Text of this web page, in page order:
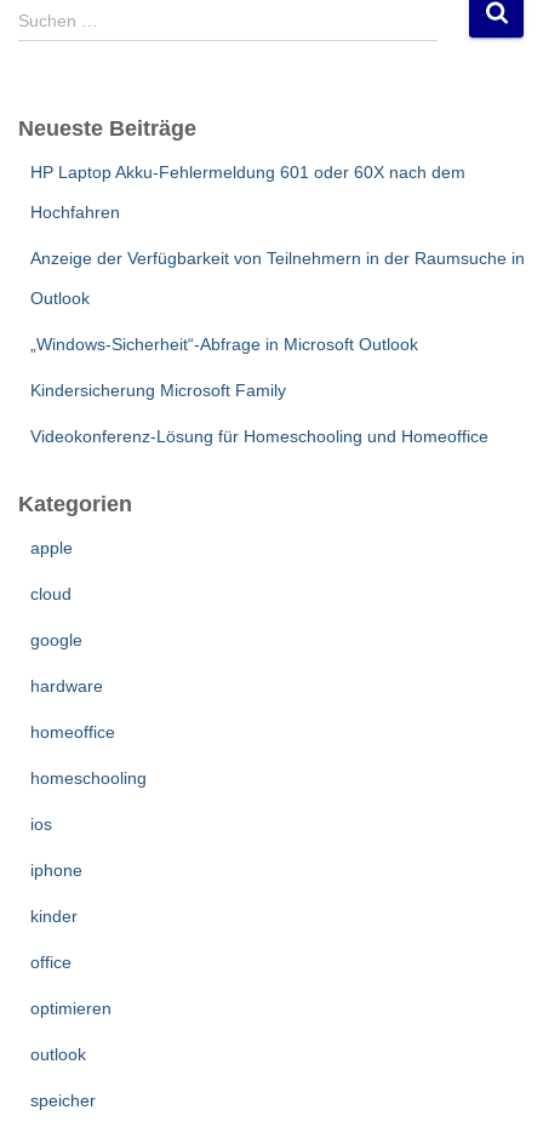
n
Suchen …
Neueste Beiträge
HP Laptop Akku-Fehlermeldung 601 oder 60X nach dem
Hochfahren
Anzeige der Verfügbarkeit von Teilnehmern in der Raumsuche in
Outlook
„Windows-Sicherheit“-Abfrage in Microsoft Outlook
Kindersicherung Microsoft Family
Videokonferenz-Lösung für Homeschooling und Homeoffice
Kategorien
apple
cloud
google
hardware
homeoffice
homeschooling
ios
iphone
kinder
office
optimieren
outlook
speicher